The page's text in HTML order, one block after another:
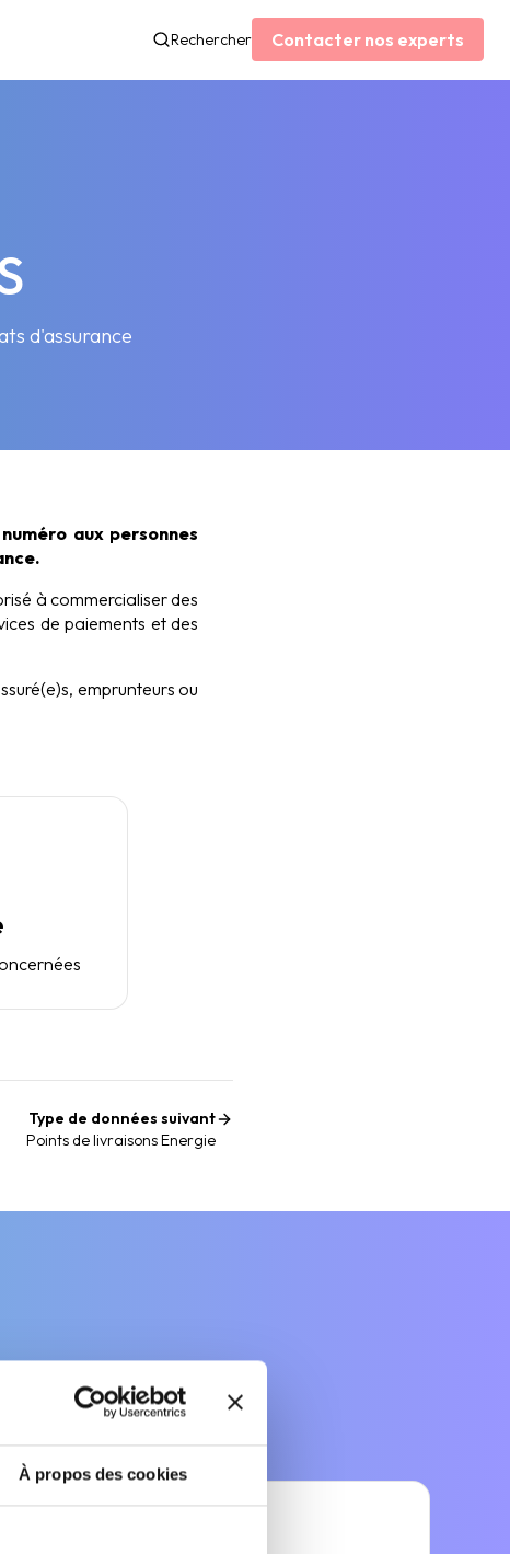
À propos des cookies
Rechercher Contacter nos experts
d'assurance
aux personnes
à commercialiser des
de paiements et des
emprunteurs ou
Type de données suivant
Points de livraisons Energie
vos enjeux business